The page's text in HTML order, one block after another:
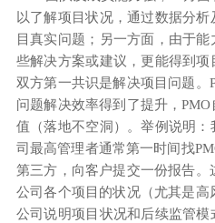
以了解项目状况，通过数据分
目真实问题；另一方面，由于
些解决方案或建议，更能得到项
双方第一共识是解决项目问题。
问题解决效率得到了提升，
值（落地不空洞）。举例说明
司最高管理者通常第一时间找
第三方，向客户提交一份报告。
公司各个项目的状况（尤其是高
公司说明项目状况和后续监管